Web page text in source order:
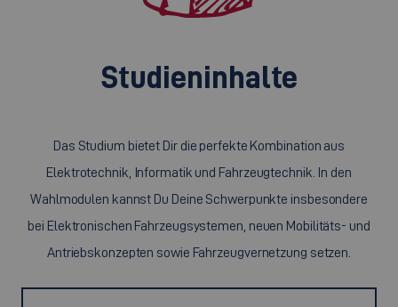
Studieninhalte
Das Studium bietet Dir die perfekte Kombination aus
Elektrotechnik, Informatik und Fahrzeugtechnik. In den
Wahlmodulen kannst Du Deine Schwerpunkte insbesondere
bei Elektronischen Fahrzeugsystemen, neuen Mobilitäts- und
Antriebskonzepten sowie Fahrzeugvernetzung setzen.